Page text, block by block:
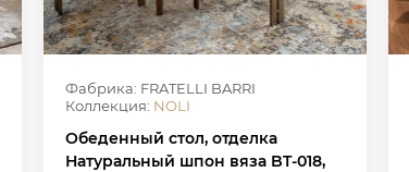
Фабрика: FRATELLI BARRI
Коллекция: NOLI
Обеденный стол, отделка
Натуральный шпон вяза BT-018,